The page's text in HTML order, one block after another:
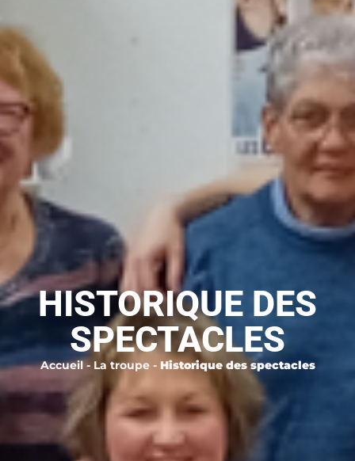
HISTORIQUE DES
SPECTACLES
Accueil- La troupe- Historique des spectacles